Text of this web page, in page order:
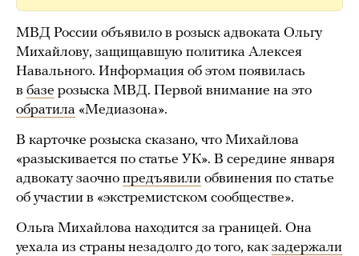
МВД России объявило в розыск адвоката Ольгу
Михайлову, защищавшую политика Алексея
Навального. Информация об этом появилась
в базе розыска МВД. Первой внимание на это
обратила «Медиазона».
В карточке розыска сказано, что Михайлова
«разыскивается по статье УК». В середине января
адвокату заочно предъявили обвинения по статье
об участии в «экстремистском сообществе».
Ольга Михайлова находится за границей. Она
уехала из страны незадолго до того, как задержали